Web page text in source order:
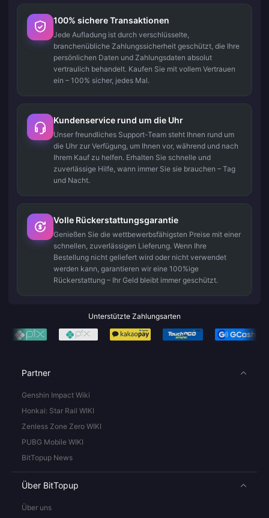
100% sichere Transaktionen
Jede Aufladung ist durch verschlüsselte,
branchenübliche Zahlungssicherheit geschützt, die Ihre
persönlichen Daten und Zahlungsdaten absolut
vertraulich behandelt. Kaufen Sie mit vollem Vertrauen
ein – 100% sicher, jedes Mal.
Kundenservice rund um die Uhr
Unser freundliches Support-Team steht Ihnen rund um
die Uhr zur Verfügung, um Ihnen vor, während und nach
Ihrem Kauf zu helfen. Erhalten Sie schnelle und
zuverlässige Hilfe, wann immer Sie sie brauchen – Tag
und Nacht.
Volle Rückerstattungsgarantie
Genießen Sie die wettbewerbsfähigsten Preise mit einer
schnellen, zuverlässigen Lieferung. Wenn Ihre
Bestellung nicht geliefert wird oder nicht verwendet
werden kann, garantieren wir eine 100%ige
Rückerstattung – Ihr Geld bleibt immer geschützt.
Unterstützte Zahlungsarten
Partner
Genshin Impact Wiki
Honkai: Star Rail WIKI
Zenless Zone Zero WIKI
PUBG Mobile WIKI
BitTopup News
Über BitTopup
Über uns